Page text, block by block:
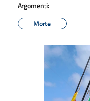
Argomenti:
Morte